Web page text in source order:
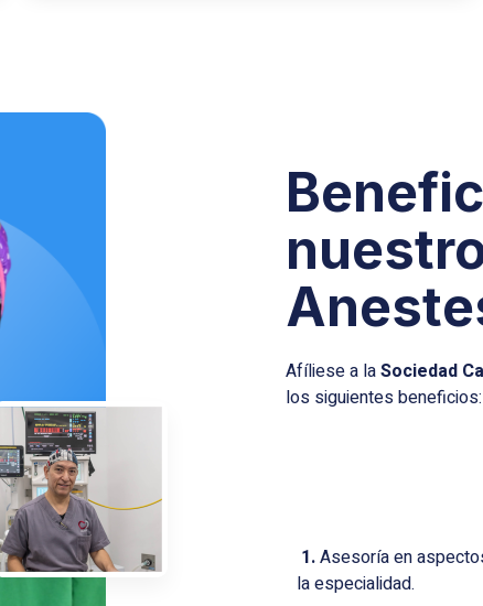
Afíliese a laSociedad
los siguientes beneficios:
1.Asesoría en
la especialidad.